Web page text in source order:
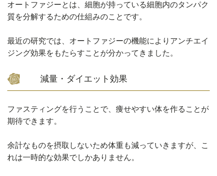
オートファジーとは、細胞が持っている細胞内のタンパク
質を分解するための仕組みのことです。
最近の研究では、オートファジーの機能によりアンチエイ
ジング効果をもたらすことが分かってきました。
減量・ダイエット効果
ファスティングを行うことで、痩せやすい体を作ることが
期待できます。
余計なものを摂取しないため体重も減っていきますが、こ
れは一時的な効果でしかありません。